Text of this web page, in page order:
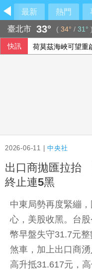
最新 熱門
臺北市 33° ( 34° / 31° )
快訊 荷莫茲海峽可望
2026-06-11 |中央社
出口商拋匯拉抬
終止連5黑
中東局勢再度緊繃
心，美股收黑。台
幣早盤失守31.7元
煞車，加上出口商
高升抵31.617元，